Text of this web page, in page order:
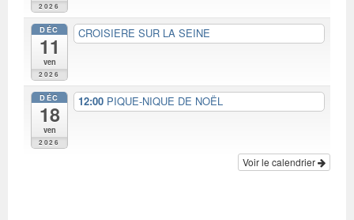
2026
DÉC
11
ven
2026
CROISIERE SUR LA SEINE
DÉC
18
ven
2026
12:00 PIQUE-NIQUE DE NOËL
Voir le calendrier